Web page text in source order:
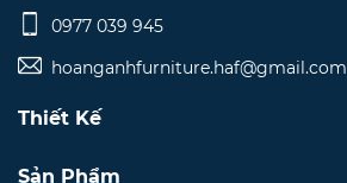
0977 039 945
hoanganhfurniture.haf@gmail.com
Thiết Kế
Sản Phẩm